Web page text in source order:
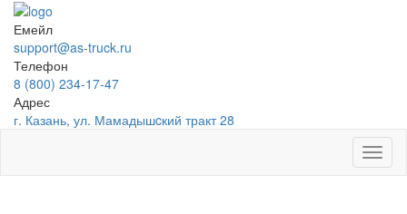
Емейл
support@as-truck.ru
Телефон
8 (800) 234-17-47
Адрес
г. Казань, ул. Мамадышcкий тракт 28